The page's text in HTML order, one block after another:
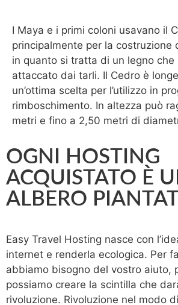
I Maya e i primi coloni usavano il
principalmente per la costruzione
in quanto si tratta di un legno che
attaccato dai tarli. Il Cedro è
un’ottima scelta per l’utilizzo in
rimboschimento. In altezza può
metri e fino a 2,50 metri di
OGNI HOSTING
ACQUISTATO È
ALBERO
Easy Travel Hosting nasce con
internet e renderla ecologica. Per
abbiamo bisogno del vostro aiuto,
possiamo creare la scintilla che
rivoluzione. Rivoluzione nel modo